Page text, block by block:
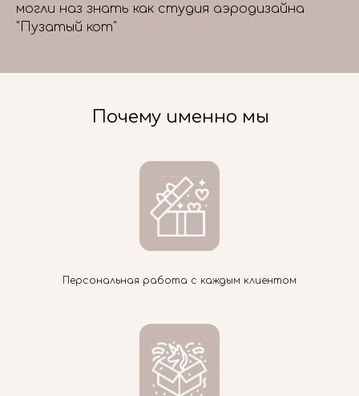
могли наз знать как студия аэродизайна
"Пузатый кот"
Почему именно мы
Персональная работа с каждым клиентом